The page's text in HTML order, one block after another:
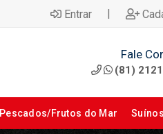
Entrar |
Fale
(81)
Pescados/Frutos do Mar Suínos